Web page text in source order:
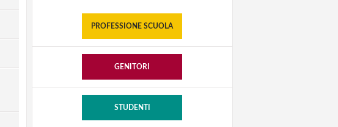
PROFESSIONE SCUOLA
GENITORI
STUDENTI